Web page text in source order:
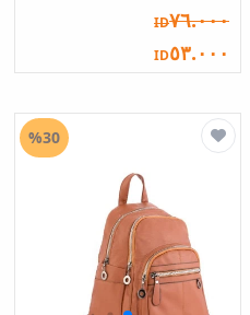
ID٧٦.٠٠٠
ID٥٣.٠٠٠
%30